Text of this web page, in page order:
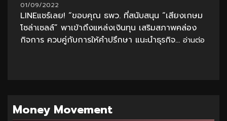
01/09/2022
LINEแชร์เลย! “ขอบคุณ ธพว. ที่สนับสนุน “เสียงเกษม
โซล่าเซลล์” พาเข้าถึงแหล่งเงินทุน เสริมสภาพคล่อง
กิจการ ควบคู่กับการให้คำปรึกษา แนะนำธุรกิจ... อ่านต่อ
Money Movement